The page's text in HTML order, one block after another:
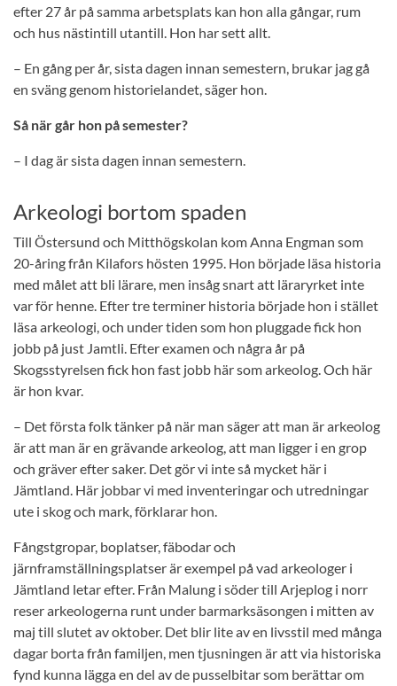
efter 27 år på samma arbetsplats kan hon alla gångar, rum
och hus nästintill utantill. Hon har sett allt.
– En gång per år, sista dagen innan semestern, brukar jag gå
en sväng genom historielandet, säger hon.
Så när går hon på semester?
– I dag är sista dagen innan semestern.
Arkeologi bortom spaden
Till Östersund och Mitthögskolan kom Anna Engman som
20-åring från Kilafors hösten 1995. Hon började läsa historia
med målet att bli lärare, men insåg snart att läraryrket inte
var för henne. Efter tre terminer historia började hon i stället
läsa arkeologi, och under tiden som hon pluggade fick hon
jobb på just Jamtli. Efter examen och några år på
Skogsstyrelsen fick hon fast jobb här som arkeolog. Och här
är hon kvar.
– Det första folk tänker på när man säger att man är arkeolog
är att man är en grävande arkeolog, att man ligger i en grop
och gräver efter saker. Det gör vi inte så mycket här i
Jämtland. Här jobbar vi med inventeringar och utredningar
ute i skog och mark, förklarar hon.
Fångstgropar, boplatser, fäbodar och
järnframställningsplatser är exempel på vad arkeologer i
Jämtland letar efter. Från Malung i söder till Arjeplog i norr
reser arkeologerna runt under barmarksäsongen i mitten av
maj till slutet av oktober. Det blir lite av en livsstil med många
dagar borta från familjen, men tjusningen är att via historiska
fynd kunna lägga en del av de pusselbitar som berättar om